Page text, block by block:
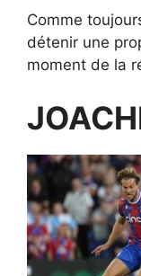
Comme
détenir une
moment de la